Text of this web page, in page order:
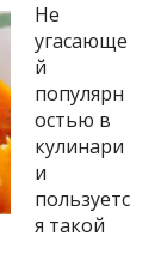
Не
угасающе
й
популярн
остью в
кулинари
и
пользуетс
я такой